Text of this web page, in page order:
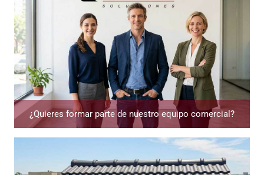
¿Quieres formar parte de nuestro equipo comercial?